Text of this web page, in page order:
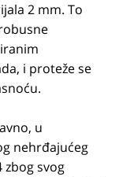
2 mm. To
i proteže se
u
nehrđajućeg
zbog svog